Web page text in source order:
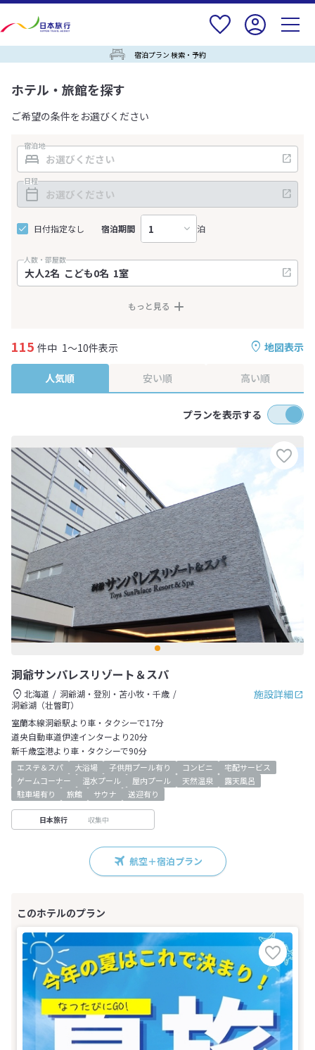
宿泊プラン 検索・予約
ホテル・旅館を探す
ご希望の条件をお選びください
宿泊地
日程
日付指定なし 宿泊期間 泊
人数・部屋数
もっと見る
地図表示
115 件中 1～10件表示
人気順 安い順 高い順
プランを表示する
洞爺サンパレスリゾート＆スパ
施設詳細
北海道
洞爺湖・登別・苫小牧・千歳
洞爺湖（壮瞥町）
室蘭本線洞爺駅より車・タクシーで17分
道央自動車道伊達インターより20分
新千歳空港より車・タクシーで90分
エステ＆スパ 大浴場 子供用プール有り コンビニ
宅配サービス
ゲームコーナー
温水プール 屋内プール 天然温泉
露天風呂
駐車場有り
旅館 サウナ 送迎有り
日本旅行 収集中
航空＋宿泊プラン